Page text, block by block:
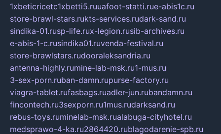
1xbeticricetc1xbetti5.ruuafoot-statti.rue-abis1c.ru
store-brawl-stars.rukts-services.rudark-sand.ru
sindika-01.rusp-life.rux-legion.rusib-archives.ru
e-abis-1-c.rusindika01.ruvenda-festival.ru
store-brawlstars.rudooraleksandria.ru
antenna-highly.rumine-lab-msk.ru1-mus.ru
3-sex-porn.ruban-damn.rupurse-factory.ru
viagra-tablet.rufasbags.ruadler-jun.rubandamn.ru
fincontech.ru3sexporn.ru1mus.rudarksand.ru
rebus-toys.ruminelab-msk.rualabuga-cityhotel.ru
medsprawo-4-ka.ru2864420.rublagodarenie-spb.ru